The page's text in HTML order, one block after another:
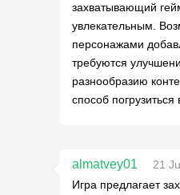
захватывающий
увлекательным.
персонажами
требуются
разнообразию
способ
almatvey01
21
Игра предлагает